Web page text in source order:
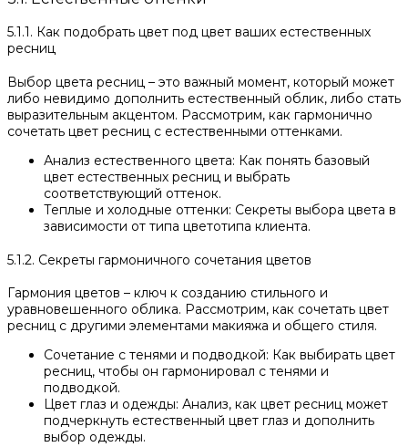
5.1.1. Как подобрать цвет под цвет ваших естественных
ресниц
Выбор цвета ресниц – это важный момент, который может
либо невидимо дополнить естественный облик, либо стать
выразительным акцентом. Рассмотрим, как гармонично
сочетать цвет ресниц с естественными оттенками.
Анализ естественного цвета: Как понять базовый
цвет естественных ресниц и выбрать
соответствующий оттенок.
Теплые и холодные оттенки: Секреты выбора цвета в
зависимости от типа цветотипа клиента.
5.1.2. Секреты гармоничного сочетания цветов
Гармония цветов – ключ к созданию стильного и
уравновешенного облика. Рассмотрим, как сочетать цвет
ресниц с другими элементами макияжа и общего стиля.
Сочетание с тенями и подводкой: Как выбирать цвет
ресниц, чтобы он гармонировал с тенями и
подводкой.
Цвет глаз и одежды: Анализ, как цвет ресниц может
подчеркнуть естественный цвет глаз и дополнить
выбор одежды.